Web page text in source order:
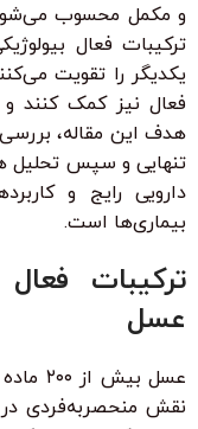
و مکمل محسوب
ترکیبات فعال
یکدیگر را تقویت
فعال نیز کمک کنند
هدف این مقاله،
تنهایی و سپس تحلیل
دارویی رایج و
بیماری‌ها است.
ترکیبات
عسل
عسل
نقش منحصربه‌فردی